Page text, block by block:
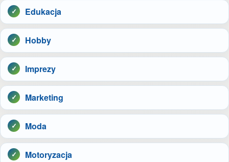
Edukacja
Hobby
Imprezy
Marketing
Moda
Motoryzacja